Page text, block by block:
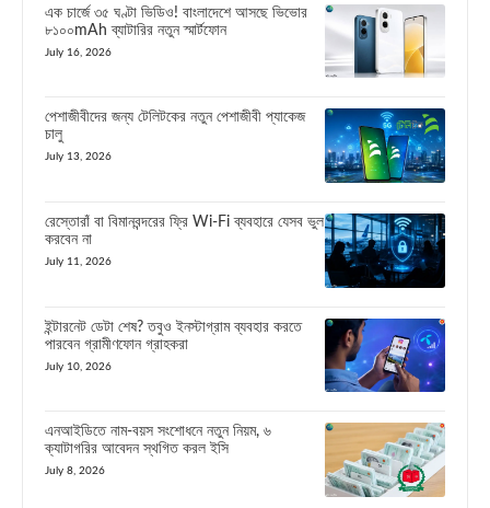
এক চার্জে ৩৫ ঘণ্টা ভিডিও! বাংলাদেশে আসছে ভিভোর
৮১০০mAh ব্যাটারির নতুন স্মার্টফোন
July 16, 2026
পেশাজীবীদের জন্য টেলিটকের নতুন পেশাজীবী প্যাকেজ
চালু
July 13, 2026
রেস্তোরাঁ বা বিমানবন্দরের ফ্রি Wi-Fi ব্যবহারে যেসব ভুল
করবেন না
July 11, 2026
ইন্টারনেট ডেটা শেষ? তবুও ইনস্টাগ্রাম ব্যবহার করতে
পারবেন গ্রামীণফোন গ্রাহকরা
July 10, 2026
এনআইডিতে নাম-বয়স সংশোধনে নতুন নিয়ম, ৬
ক্যাটাগরির আবেদন স্থগিত করল ইসি
July 8, 2026